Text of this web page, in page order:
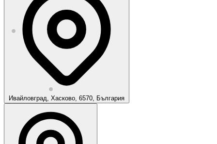
Ивайловград, Хасково, 6570, България